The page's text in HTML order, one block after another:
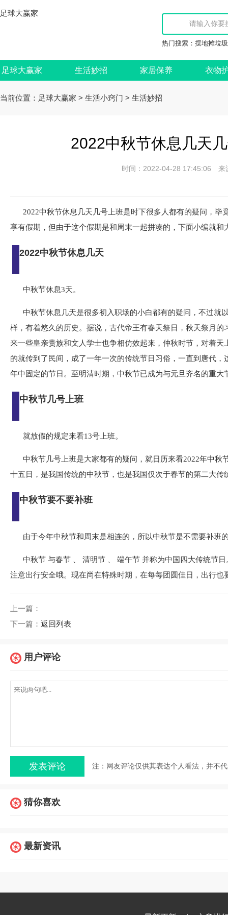
足球大赢家
热门搜索： 摆地摊垃
足球大赢家 生活妙招 家居保养 衣物
当前位置： 足球大赢家 > 生活小窍门 > 生活妙招
2022中秋节休息几天
时间：2022-04-28 17:45:06
2022中秋节休息几天几号上班是时下很多人都有的疑问，
享有假期，但由于这个假期是和周末一起拼凑的，下面小编就和
2022中秋节休息几天
中秋节休息3天。
中秋节休息几天是很多初入职场的小白都有的疑问，不过就
样，有着悠久的历史。据说，古代帝王有春天祭日，秋天祭月
来一些皇亲贵族和文人学士也争相仿效起来，仲秋时节，对着
的就传到了民间，成了一年一次的传统节日习俗，一直到唐代
年中固定的节日。至明清时期，中秋节已成为与元旦齐名的重大
中秋节几号上班
就放假的规定来看13号上班。
中秋节几号上班是大家都有的疑问，就日历来看2022年中秋
十五日，是我国传统的中秋节，也是我国仅次于春节的第二大
中秋节要不要补班
由于今年中秋节和周末是相连的，所以中秋节是不需要补班
中秋节 与春节 、 清明节 、 端午节 并称为中国四大传统节
注意出行安全哦。现在尚在特殊时期，在每每团圆佳日，出行
上一篇：
下一篇： 返回列表
用户评论
注：网友评论仅供其表达个人看法，并不
猜你喜欢
最新资讯